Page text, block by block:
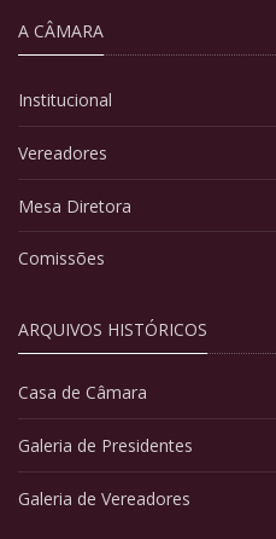
A CÂMARA
Institucional
Vereadores
Mesa Diretora
Comissões
ARQUIVOS HISTÓRICOS
Casa de Câmara
Galeria de Presidentes
Galeria de Vereadores